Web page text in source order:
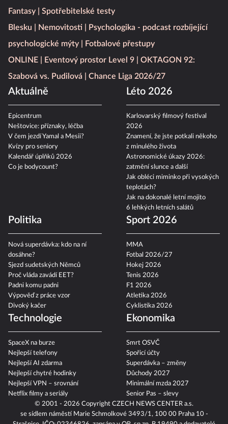
Fantasy
Spotřebitelské testy
Blesku
Nemovitosti
Psychologika - podcast rozbíjející
psychologické mýty
Fotbalové přestupy
ONLINE
Eventový prostor Level 9
OKTAGON 92:
Szabová vs. Pudilová
Chance Liga 2026/27
Aktuálně
Epicentrum
Neštovice: příznaky, léčba
V čem jezdí Yamal a Mesii?
Kvízy pro seniory
Kalendář úplňků 2026
Co je bodycount?
Léto 2026
Karlovarský filmový festival
2026
Znamení, že jste potkali někoho
z minulého života
Astronomické úkazy 2026:
zatmění slunce a další
Jak obléci miminko při vysokých
teplotách?
Jak na dokonalé letní mojito
6 lehkých letních salátů
Politika
Nová superdávka: kdo na ní
dosáhne?
Sjezd sudetských Němců
Proč vláda zavádí EET?
Padni komu padni
Výpověď z práce vzor
Divoký kačer
Sport 2026
MMA
Fotbal 2026/27
Hokej 2026
Tenis 2026
F1 2026
Atletika 2026
Cyklistika 2026
Technologie
SpaceX na burze
Nejlepší telefony
Nejlepší AI zdarma
Nejlepší chytré hodinky
Nejlepší VPN – srovnání
Netflix filmy a seriály
Ekonomika
Smrt OSVČ
Spořicí účty
Superdávka – změny
Důchody 2027
Minimální mzda 2027
Senior Pas – slevy
© 2001 - 2026 Copyright CZECH NEWS CENTER a.s.
se sídlem náměstí Marie Schmolkové 3493/1, 100 00 Praha 10 -